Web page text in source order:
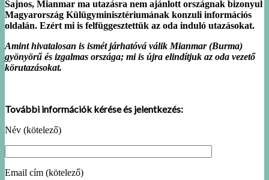
Sajnos, Mianmar ma utazásra nem ajánlott országnak bizonyul
Magyarország Külügyminisztériumának konzuli információs
oldalán. Ezért mi is felfüggesztettük az oda induló utazásokat.
Amint hivatalosan is ismét járhatóvá válik Mianmar (Burma)
gyönyörű és izgalmas országa; mi is újra elindítjuk az oda vezető
körutazásokat.
További információk kérése és jelentkezés:
Név (kötelező)
Email cím (kötelező)